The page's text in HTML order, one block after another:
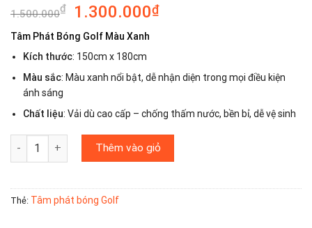
1.500.000₫
Giá
gốc
là:
1.500.000₫.
1.300.000₫Giá
1.300.000₫.
Tâm Phát Bóng Golf Màu Xanh
Kích thước: 150cm x 180cm
Màu sắc: Màu xanh nổi bật, dễ nhận diện trong mọi điều kiện
ánh sáng
Chất liệu: Vải dù cao cấp – chống thấm nước, bền bỉ, dễ vệ sinh
Tâm Phát Bóng Golf Màu Xanh Dạ Quang số lượng
Thêm vào giỏ
Thẻ: Tâm phát bóng Golf